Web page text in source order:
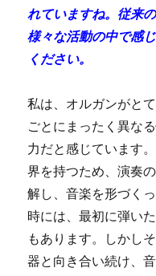
れていますね。従来
様々な活動の中で感
ください。
私は、オルガンがと
ごとにまったく異な
力だと感じています
界を持つため、演奏
解し、音楽を形づく
時には、最初に弾い
もあります。しかし
器と向き合い続け、